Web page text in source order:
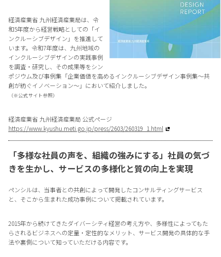
経済産業省 九州経済産業局は、令
和5年度から経営戦略としての「イ
ンクルーシブデザイン」を推進して
います。令和7年度は、九州地域の
インクルーシブデザインの実践事例
を調査・研究し、その成果等をシン
ポジウム及び事例集「企業価値を高めるインクルーシブデザイン事例集～共
創が紡ぐイノベーション～」において紹介しました。
（※公式サイト参照）
経済産業省 九州経済産業局 公式ページ
https://www.kyushu.meti.go.jp/press/2603/260319_1.html
「多様な社員の声を、組織の強みにする」社員の気づ
きを生かし、サービスの多様化と質の向上を実現
ペンシルは、当事者との共創によって開発したコンサルティングサービス
と、そこから生まれた成功事例について掲載されています。
2015年から続けてきたダイバーシティ経営の考え方や、多様性によってもた
らされるビジネスへの定量・定性的なメリット、サービス開発の具体的な手
法や裏側について知っていただける内容です。